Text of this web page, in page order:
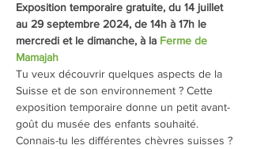
Exposition temporaire gratuite, du 14 juillet
au 29 septembre 2024, de 14h à 17h le
mercredi et le dimanche, à la Ferme de
Mamajah
Tu veux découvrir quelques aspects de la
Suisse et de son environnement ? Cette
exposition temporaire donne un petit avant-
goût du musée des enfants souhaité.
Connais-tu les différentes chèvres suisses ?